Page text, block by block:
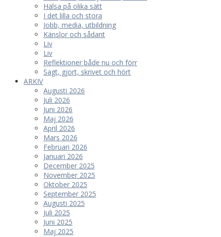
Hälsa på olika sätt
I det lilla och stora
Jobb, media, utbildning
Känslor och sådant
Liv
Liv
Reflektioner både nu och förr
Sagt, gjort, skrivet och hört
ARKIV
Augusti 2026
Juli 2026
Juni 2026
Maj 2026
April 2026
Mars 2026
Februari 2026
Januari 2026
December 2025
November 2025
Oktober 2025
September 2025
Augusti 2025
Juli 2025
Juni 2025
Maj 2025